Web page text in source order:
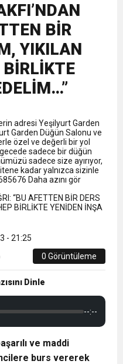
Transferini
ZİYARET
KAP’a Bildirdi
Maliyetini
BİR
YIKILAN
BİRLİKTE
adresi Yeşilyurt Garden
Garden Düğün Salonu ve
özel ve değerli bir yol
gecede sadece bir düğün
sadece size ayırıyor,
kadar yalnızca sizinle
Daha azını gör
- 21:25
0 Görüntüleme
Dinle
--:--
ve maddi
burs vererek